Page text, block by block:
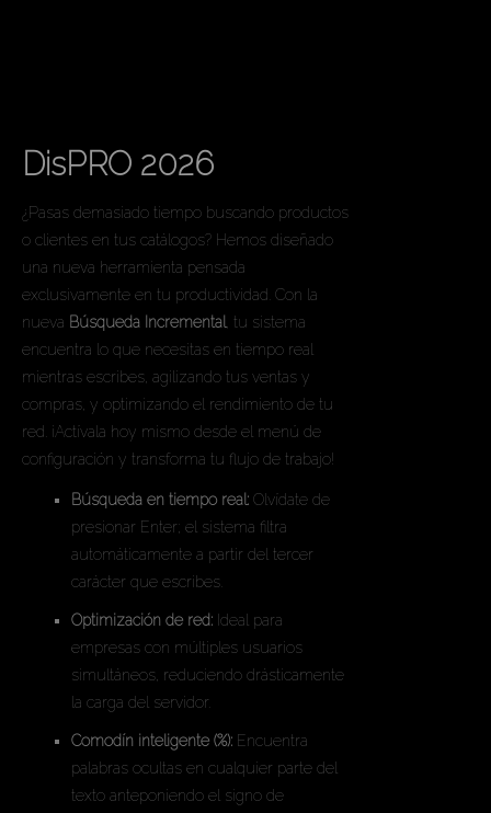
DisPRO 2026
¿Pasas demasiado tiempo buscando productos
o clientes en tus catálogos? Hemos diseñado
una nueva herramienta pensada
exclusivamente en tu productividad. Con la
nueva Búsqueda Incremental
, tu sistema
encuentra lo que necesitas en tiempo real
mientras escribes, agilizando tus ventas y
compras, y optimizando el rendimiento de tu
red. ¡Actívala hoy mismo desde el menú de
configuración y transforma tu flujo de trabajo!
Búsqueda en tiempo real: Olvídate de
presionar Enter; el sistema filtra
automáticamente a partir del tercer
carácter que escribes.
Optimización de red: Ideal para
empresas con múltiples usuarios
simultáneos, reduciendo drásticamente
la carga del servidor.
Comodín inteligente (%): Encuentra
palabras ocultas en cualquier parte del
texto anteponiendo el signo de